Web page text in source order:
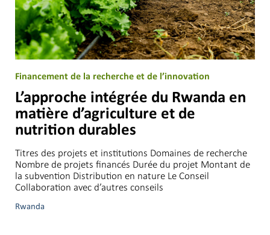
Financement de la recherche et de l’innovation
L’approche intégrée du Rwanda en
matière d’agriculture et de
nutrition durables
Titres des projets et institutions Domaines de recherche
Nombre de projets financés Durée du projet Montant de
la subvention Distribution en nature Le Conseil
Collaboration avec d’autres conseils
Rwanda